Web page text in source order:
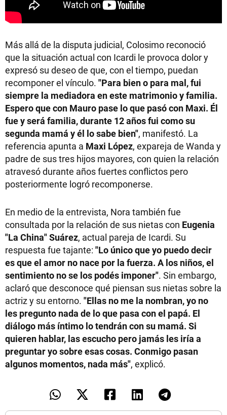
Más allá de la disputa judicial, Colosimo reconoció
que la situación actual con Icardi le provoca dolor y
expresó su deseo de que, con el tiempo, puedan
recomponer el vínculo. "Para bien o para mal, fui
siempre la mediadora en este matrimonio y familia.
Espero que con Mauro pase lo que pasó con Maxi. Él
fue y será familia, durante 12 años fui como su
segunda mamá y él lo sabe bien", manifestó. La
referencia apunta a Maxi López, expareja de Wanda y
padre de sus tres hijos mayores, con quien la relación
atravesó durante años fuertes conflictos pero
posteriormente logró recomponerse.
En medio de la entrevista, Nora también fue
consultada por la relación de sus nietas con Eugenia
"La China" Suárez, actual pareja de Icardi. Su
respuesta fue tajante: "Lo único que yo puedo decir
es que el amor no nace por la fuerza. A los niños, el
sentimiento no se los podés imponer". Sin embargo,
aclaró que desconoce qué piensan sus nietas sobre la
actriz y su entorno. "Ellas no me la nombran, yo no
les pregunto nada de lo que pasa con el papá. El
diálogo más íntimo lo tendrán con su mamá. Si
quieren hablar, las escucho pero jamás les iría a
preguntar yo sobre esas cosas. Conmigo pasan
algunos momentos, nada más", explicó.